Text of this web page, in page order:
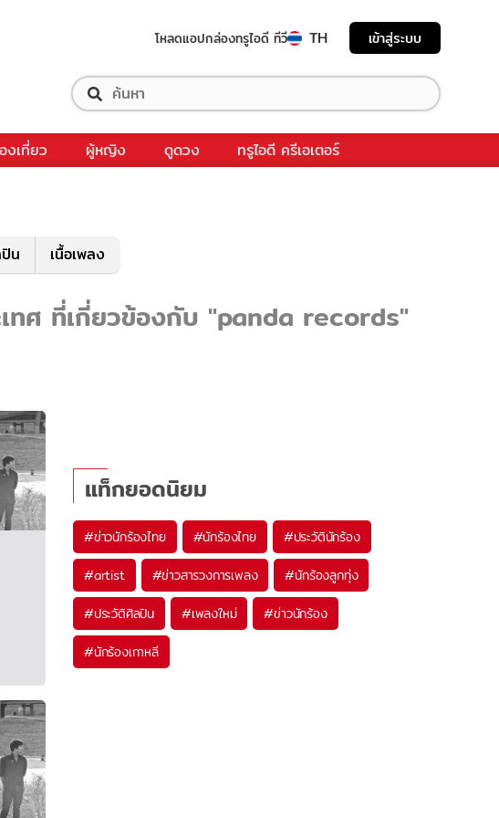
โหลดแอปกล่องทรูไอดี ทีวี TH เข้าสู่ระบบ
งเที่ยว ผู้หญิง ดูดวง ทรูไอดี ครีเอเตอร์
น เนื้อเพลง
ทศ ที่เกี่ยวข้องกับ "panda records"
แท็กยอดนิยม
#ข่าวนักร้องไทย #นักร้องไทย #ประวัตินักร้อง
#artist #ข่าวสารวงการเพลง #นักร้องลูกทุ่ง
#ประวัติศิลปิน #เพลงใหม่ #ข่าวนักร้อง
#นักร้องเกาหลี